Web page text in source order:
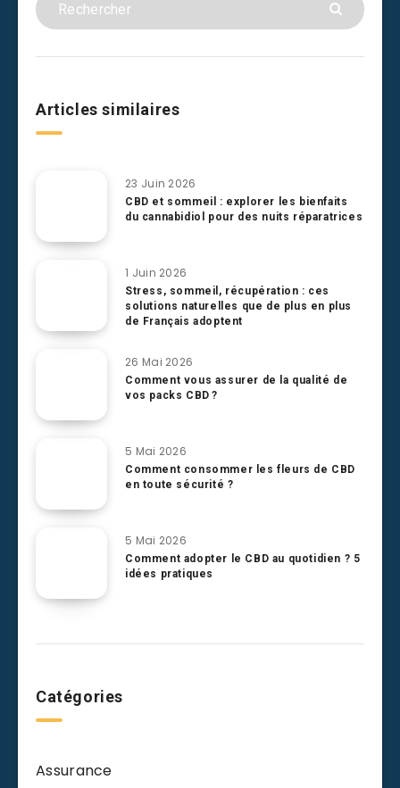
Articles similaires
23 Juin 2026
CBD et sommeil : explorer les bienfaits
du cannabidiol pour des nuits réparatrices
1 Juin 2026
Stress, sommeil, récupération : ces
solutions naturelles que de plus en plus
de Français adoptent
26 Mai 2026
Comment vous assurer de la qualité de
vos packs CBD ?
5 Mai 2026
Comment consommer les fleurs de CBD
en toute sécurité ?
5 Mai 2026
Comment adopter le CBD au quotidien ? 5
idées pratiques
Catégories
Assurance